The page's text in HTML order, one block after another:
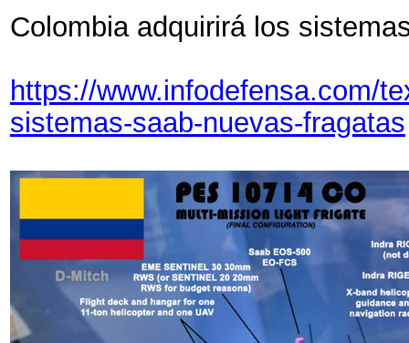
Colombia adquirirá los
https://www.infodefensa.com/
sistemas-saab-nuevas-fragatas